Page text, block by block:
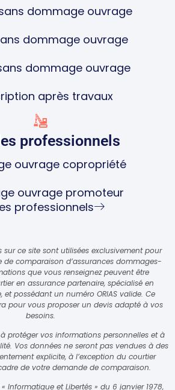
dommage ouvrage
dommage ouvrage
dommage ouvrage
après travaux
professionnels
ouvrage copropriété
ouvrage promoteur
professionnels
sur ce site sont utilisées exclusivement pour
de comparaison d’assurances dommages-
que vous renseignez peuvent être
en assurance partenaire, spécialisé en
possédant un numéro ORIAS valide. Ce
pour vous proposer un devis adapté à vos
besoins.
protéger vos informations personnelles et à
Vos données ne seront pas vendues à des
explicite, à l’exception du courtier
de votre demande de comparaison.
Informatique et Libertés » du 6 janvier 1978,